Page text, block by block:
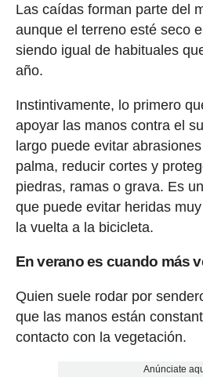
Las caídas forman parte del
aunque el terreno esté seco
siendo igual de habituales
año.
Instintivamente, lo primero
apoyar las manos contra el
largo puede evitar
palma, reducir cortes y
piedras, ramas o grava. Es
que puede evitar heridas
la vuelta a la bicicleta.
En verano es cuando más
Quien suele rodar por
que las manos están
contacto con la vegetación.
Anúnciate